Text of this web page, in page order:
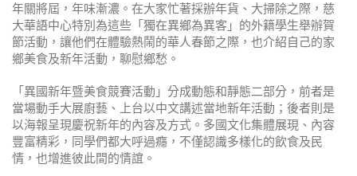
年關將屆，年味漸濃。在大家忙著採辦年貨、大掃除之際，慈
大華語中心特別為這些「獨在異鄉為異客」的外籍學生舉辦賀
節活動，讓他們在體驗熱鬧的華人春節之際，也介紹自己的家
鄉美食及新年活動，聊慰鄉愁。
「異國新年暨美食競賽活動」分成動態和靜態二部分，前者是
當場動手大展廚藝、上台以中文講述當地新年活動；後者則是
以海報呈現慶祝新年的內容及方式。多國文化集體展現、內容
豐富精彩，同學們都大呼過癮，不僅認識多樣化的飲食及民
情，也增進彼此間的情誼。